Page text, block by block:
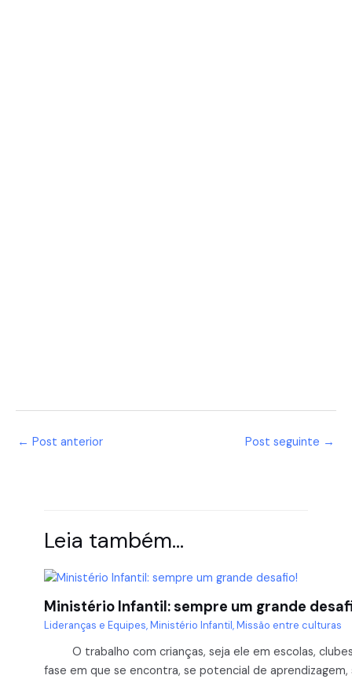
← Post anterior Post seguinte →
Leia também…
Ministério Infantil: sempre um grande
Lideranças e Equipes,Ministério Infantil,Missão entre culturas
O trabalho com crianças, seja ele em escolas,
fase em que se encontra, se potencial de